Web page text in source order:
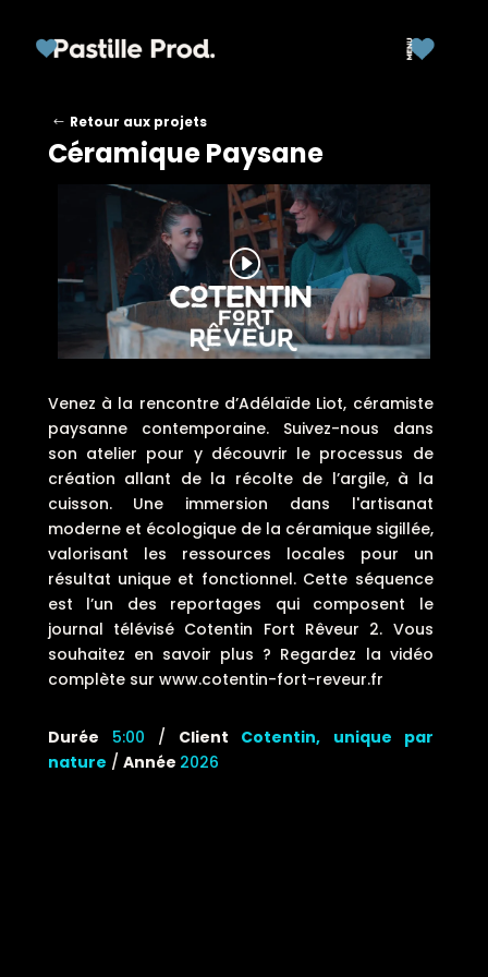
Retour aux projets
Céramique Paysane
Venez à la rencontre d’Adélaïde Liot, céramiste
paysanne contemporaine. Suivez-nous dans
son atelier pour y découvrir le processus de
création allant de la récolte de l’argile, à la
cuisson. Une immersion dans l'artisanat
moderne et écologique de la céramique sigillée,
valorisant les ressources locales pour un
résultat unique et fonctionnel. Cette séquence
est l’un des reportages qui composent le
journal télévisé Cotentin Fort Rêveur 2. Vous
souhaitez en savoir plus ? Regardez la vidéo
complète sur www.cotentin-fort-reveur.fr
Durée 5:00 / Client Cotentin, unique par
nature / Année 2026